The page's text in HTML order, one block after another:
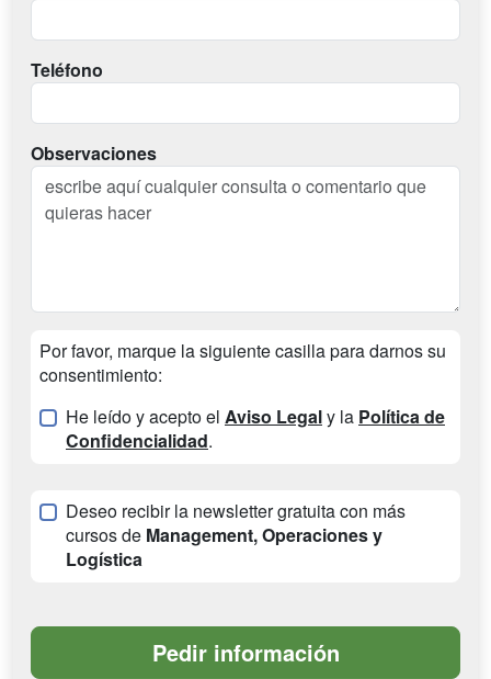
Teléfono
Observaciones
Por favor, marque la siguiente casilla para darnos su
consentimiento:
He leído y acepto el Aviso Legaly la Política de
Confidencialidad.
Deseo recibir la newsletter gratuita con más
cursos de Management, Operaciones y
Logística